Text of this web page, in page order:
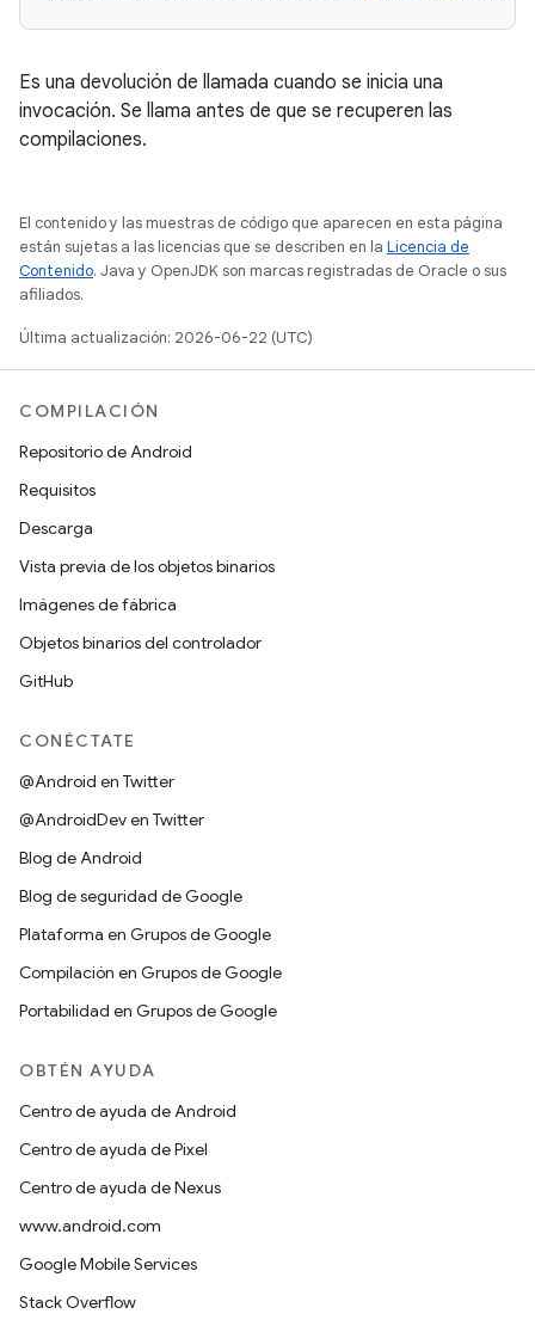
Es una devolución de llamada cuando se inicia una
invocación. Se llama antes de que se recuperen las
compilaciones.
El contenido y las muestras de código que aparecen en esta página
están sujetas a las licencias que se describen en la Licencia de
Contenido. Java y OpenJDK son marcas registradas de Oracle o sus
afiliados.
Última actualización: 2026-06-22 (UTC)
COMPILACIÓN
Repositorio de Android
Requisitos
Descarga
Vista previa de los objetos binarios
Imágenes de fábrica
Objetos binarios del controlador
GitHub
CONÉCTATE
@Android en Twitter
@AndroidDev en Twitter
Blog de Android
Blog de seguridad de Google
Plataforma en Grupos de Google
Compilación en Grupos de Google
Portabilidad en Grupos de Google
OBTÉN AYUDA
Centro de ayuda de Android
Centro de ayuda de Pixel
Centro de ayuda de Nexus
www.android.com
Google Mobile Services
Stack Overflow